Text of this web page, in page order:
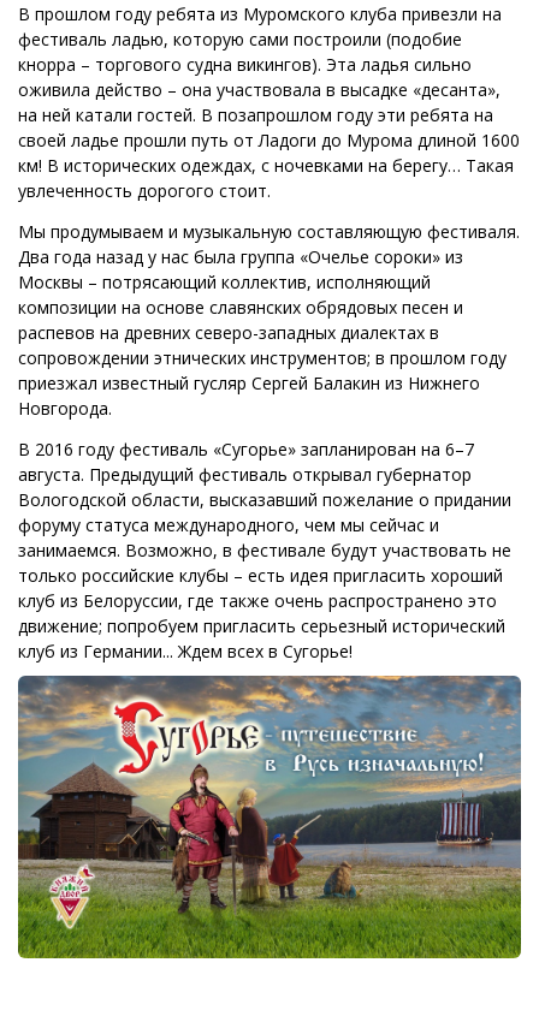
В прошлом году ребята из Муромского клуба привезли на
фестиваль ладью, которую сами построили (подобие
кнорра – торгового судна викингов). Эта ладья сильно
оживила действо – она участвовала в высадке «десанта»,
на ней катали гостей. В позапрошлом году эти ребята на
своей ладье прошли путь от Ладоги до Мурома длиной 1600
км! В исторических одеждах, с ночевками на берегу… Такая
увлеченность дорогого стоит.
Мы продумываем и музыкальную составляющую фестиваля.
Два года назад у нас была группа «Очелье сороки» из
Москвы – потрясающий коллектив, исполняющий
композиции на основе славянских обрядовых песен и
распевов на древних северо-западных диалектах в
сопровождении этнических инструментов; в прошлом году
приезжал известный гусляр Сергей Балакин из Нижнего
Новгорода.
В 2016 году фестиваль «Сугорье» запланирован на 6–7
августа. Предыдущий фестиваль открывал губернатор
Вологодской области, высказавший пожелание о придании
форуму статуса международного, чем мы сейчас и
занимаемся. Возможно, в фестивале будут участвовать не
только российские клубы – есть идея пригласить хороший
клуб из Белоруссии, где также очень распространено это
движение; попробуем пригласить серьезный исторический
клуб из Германии... Ждем всех в Сугорье!